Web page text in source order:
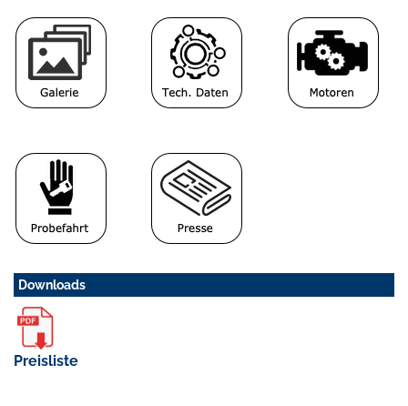
Downloads
Preisliste